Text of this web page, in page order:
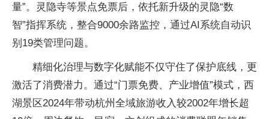
量”。灵隐寺等景点免票后，依托新升级的灵隐“数
智”指挥系统，整合9000余路监控，通过AI系统自动识
别19类管理问题。
精细化治理与数字化赋能不仅守住了保护底线，更
激活了消费潜力。通过“门票免费、产业增值”模式，西
湖景区2024年带动杭州全域旅游收入较2002年增长超